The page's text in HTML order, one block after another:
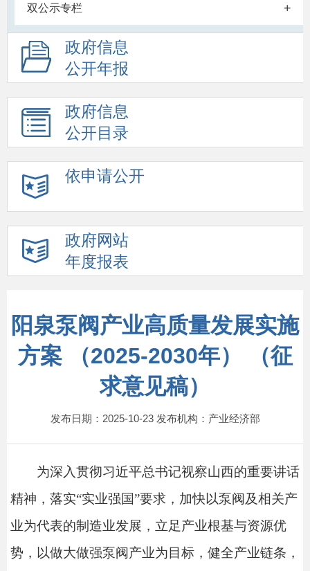
双公示专栏 +
政府信息
公开年报
政府信息
公开目录
依申请公开
政府网站
年度报表
阳泉泵阀产业高质量发展实施
方案 （2025-2030年） （征
求意见稿）
发布日期：2025-10-23 发布机构：产业经济部
为深入贯彻习近平总书记视察山西的重要讲话
精神， 落实“实业强国”要求，加快以泵阀及相关产
业为代表的制造业发展，立足产业根基与资源优
势，以做大做强泵阀产业为目标，健全产业链条，